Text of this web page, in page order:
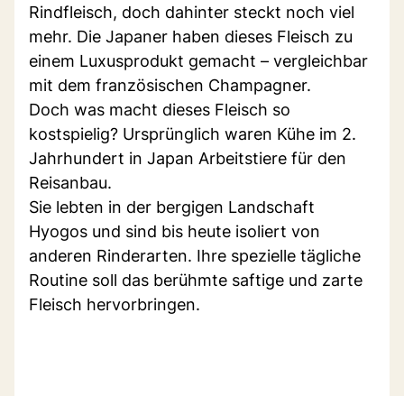
Rindfleisch, doch dahinter steckt noch viel
mehr. Die Japaner haben dieses Fleisch zu
einem Luxusprodukt gemacht – vergleichbar
mit dem französischen Champagner.
Doch was macht dieses Fleisch so
kostspielig? Ursprünglich waren Kühe im 2.
Jahrhundert in Japan Arbeitstiere für den
Reisanbau.
Sie lebten in der bergigen Landschaft
Hyogos und sind bis heute isoliert von
anderen Rinderarten. Ihre spezielle tägliche
Routine soll das berühmte saftige und zarte
Fleisch hervorbringen.